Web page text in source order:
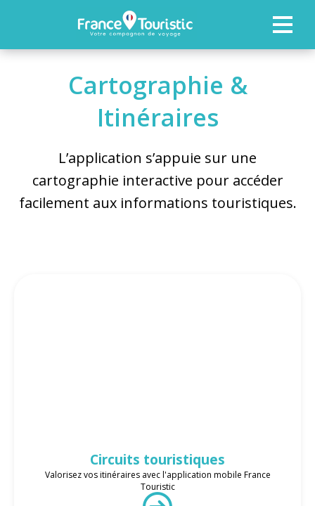
NOS RÉFÉRENCES
ACTUALITÉS
Cartographie &
Itinéraires
L’application s’appuie sur une
cartographie interactive pour accéder
facilement aux informations touristiques.
Circuits touristiques
Valorisez vos itinéraires avec l'application mobile France
Touristic